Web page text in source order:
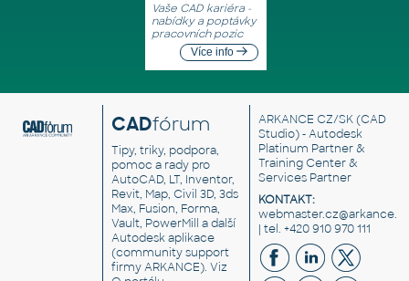
Vaše CAD kariéra -
nabídky a poptávky
pracovních pozic
Více info
CADfórum
Tipy, triky, podpora,
pomoc a rady pro
AutoCAD, LT, Inventor,
Revit, Map, Civil 3D, 3ds
Max, Fusion, Forma,
Vault, PowerMill a další
Autodesk aplikace
(community support
firmy ARKANCE). Viz
ARKANCE CZ/SK(CAD
Studio) - Autodesk
Platinum Partner &
Training Center &
Services Partner
KONTAKT:
| tel. +420 910 970 111